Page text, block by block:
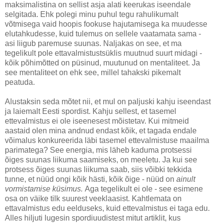
maksimalistina on sellist asja alati keerukas iseendale
selgitada. Ehk polegi minu puhul tegu rahulikumalt
võtmisega vaid hoopis fookuse hajutamisega ka muudesse
elutahkudesse, kuid tulemus on sellele vaatamata sama -
asi liigub paremuse suunas. Naljakas on see, et ma
tegelikult pole ettavalmistustsüklis muutnud suurt midagi -
kõik põhimõtted on püsinud, muutunud on mentaliteet. Ja
see mentaliteet on ehk see, millel tahakski pikemalt
peatuda.
Alustaksin seda mõtet nii, et mul on paljuski kahju iseendast
ja laiemalt Eesti spordist. Kahju sellest, et tasemel
ettevalmistus ei ole iseenesest mõistetav. Kui mitmeid
aastaid olen mina andnud endast kõik, et tagada endale
võimalus konkureerida läbi tasemel ettevalmistuse maailma
parimatega? See energia, mis läheb kaduma protsessi
õiges suunas liikuma saamiseks, on meeletu. Ja kui see
protsess õiges suunas liikuma saab, siis võibki tekkida
tunne, et nüüd ongi kõik hästi, kõik õige - nüüd on ainult
vormistamise küsimus. Aga tegelikult ei ole - see esimene
osa on väike tilk suurest veeklaasist. Kahtlemata on
ettavalmistus edu eelduseks, kuid ettevalmistus ei taga edu.
Alles hiljuti lugesin spordiuudistest mitut artiklit, kus